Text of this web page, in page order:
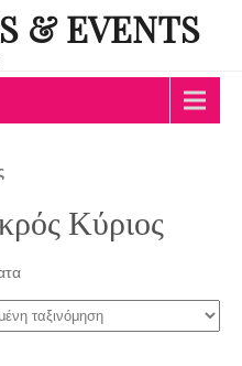
& EVENTS
Κύριος